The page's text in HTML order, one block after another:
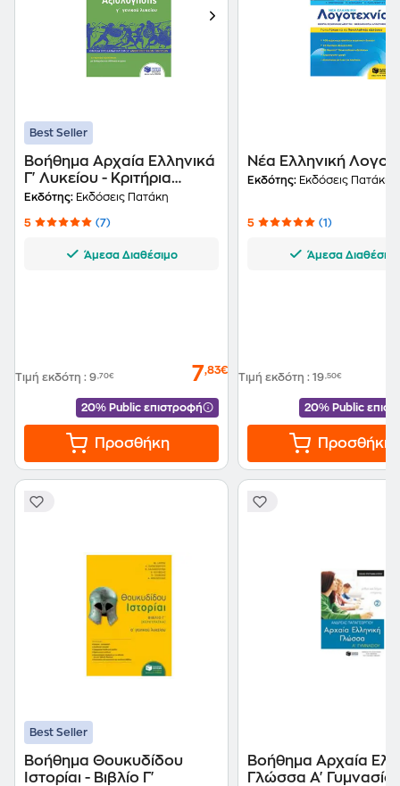
Best Seller
Βοήθημα Αρχαία Ελληνικά
Γ' Λυκείου - Κριτήρια
Αξιολόγησης
Εκδότης: Εκδόσεις Πατάκη
5 (7)
Άμεσα Διαθέσιμο
Τιμή εκδότη : 9,70€ 7,83€
20% Public επιστροφή
Προσθήκη
Νέα Ελληνική
Εκδότης: Εκδόσεις Πατάκη
5 (1)
Άμεσα Διαθέσιμο
Τιμή εκδότη : 19,50€
20% Public
Προσθήκη
Best Seller
Βοήθημα Θουκυδίδου
Ιστορίαι - Βιβλίο Γ'
Βοήθημα Αρχαία
Γλώσσα Α'